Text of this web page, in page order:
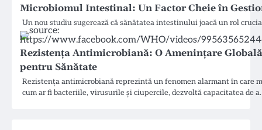
Microbiomul Intestinal: Un Factor Cheie în
Un nou studiu sugerează că sănătatea intestinului joacă un rol
Rezistența Antimicrobiană: O Amenințare Globală
pentru Sănătate
Rezistența antimicrobiană reprezintă un fenomen alarmant în care
cum ar fi bacteriile, virusurile și ciupercile, dezvoltă capacitatea de